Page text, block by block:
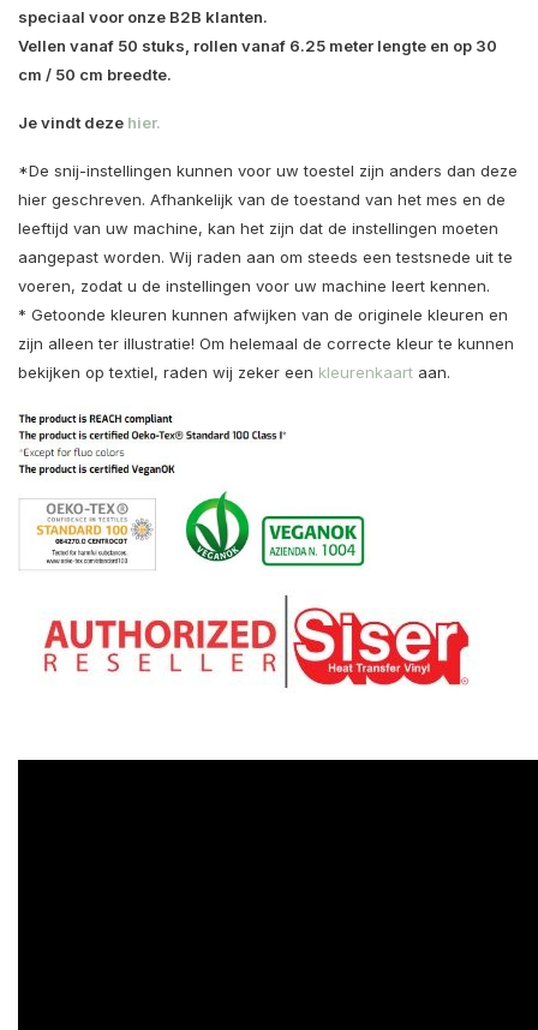
speciaal voor onze B2B klanten.
Vellen vanaf 50 stuks, rollen vanaf 6.25 meter lengte en op 30
cm / 50 cm breedte.
Je vindt deze hier.
*De snij-instellingen kunnen voor uw toestel zijn anders dan deze
hier geschreven. Afhankelijk van de toestand van het mes en de
leeftijd van uw machine, kan het zijn dat de instellingen moeten
aangepast worden. Wij raden aan om steeds een testsnede uit te
voeren, zodat u de instellingen voor uw machine leert kennen.
* Getoonde kleuren kunnen afwijken van de originele kleuren en
zijn alleen ter illustratie! Om helemaal de correcte kleur te kunnen
bekijken op textiel, raden wij zeker een kleurenkaart aan.